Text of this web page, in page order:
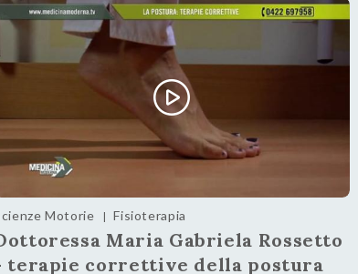
Motorie | Fisioterapia
Maria Gabriela Rossetto
terapie correttive della postura